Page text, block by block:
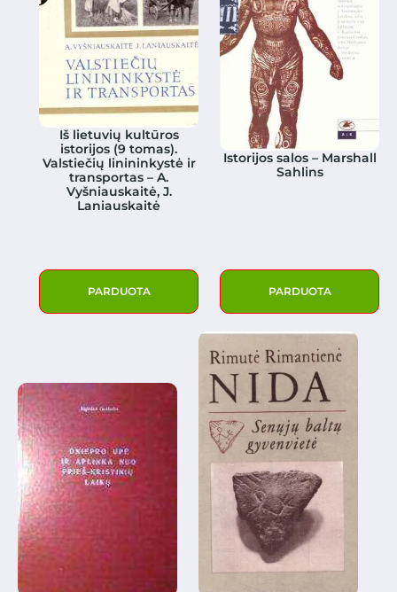
Iš lietuvių kultūros
istorijos (9 tomas).
Valstiečių linininkystė ir
transportas – A.
Vyšniauskaitė, J.
Laniauskaitė
PARDUOTA
Istorijos salos – Marshall
Sahlins
PARDUOTA